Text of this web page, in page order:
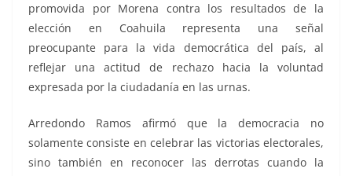
promovida por Morena contra los resultados de la
elección en Coahuila representa una señal
preocupante para la vida democrática del país, al
reflejar una actitud de rechazo hacia la voluntad
expresada por la ciudadanía en las urnas.
Arredondo Ramos afirmó que la democracia no
solamente consiste en celebrar las victorias electorales,
sino también en reconocer las derrotas cuando la